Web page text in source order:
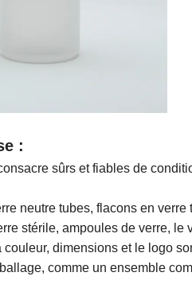
:
sûrs et fiables de
neutre tubes, flacons en
stérile, ampoules de verre,
dimensions et le logo
comme un ensemble